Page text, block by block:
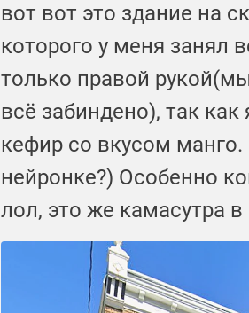
вот вот это здание на
которого у меня занял
только правой
всё забиндено), так
кефир со вкусом
нейронке?) Особенно
лол, это же камасутра